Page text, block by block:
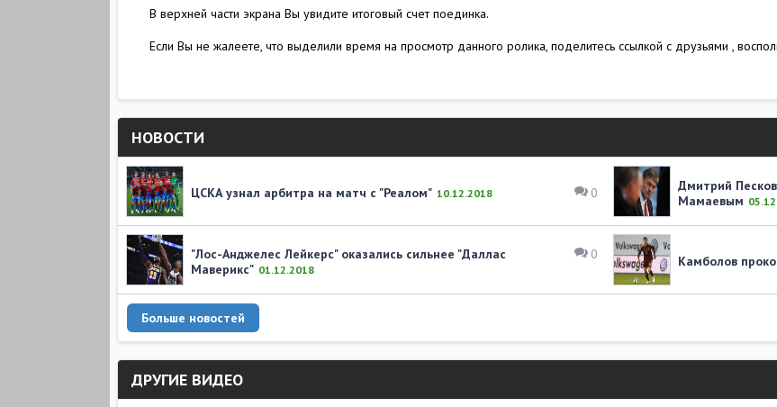
В верхней части экрана Вы увидите итоговый счет поединка.
Если Вы не жалеете, что выделили время на просмотр данного ролика, поделитесь ссылкой с друзьями ,
НОВОСТИ
0
ЦСКА узнал арбитра на матч с "Реалом" 10.12.2018
Дмитрий
Мамаевым
0
"Лос-Анджелес Лейкерс" оказались сильнее "Даллас
Маверикс" 01.12.2018
Камболов
Больше новостей
ДРУГИЕ ВИДЕО